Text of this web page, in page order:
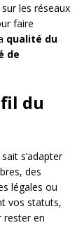
les réseaux
faire
qualité du
de
du
s’adapter
des
légales ou
vos statuts,
rester en